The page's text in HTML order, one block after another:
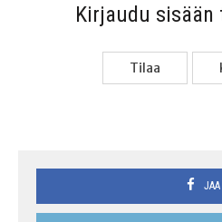
Kir­jau­du
Tilaa
JAA